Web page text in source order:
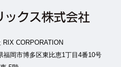
RIX CORPORATION
福岡市博多区東比恵1丁目4番10号